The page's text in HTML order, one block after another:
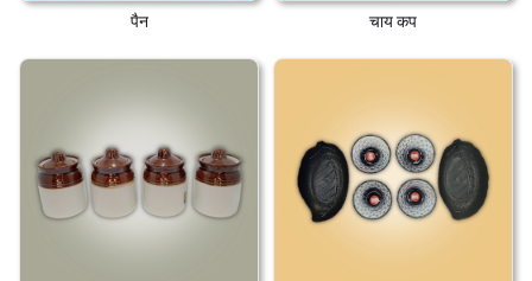
पैन चाय कप